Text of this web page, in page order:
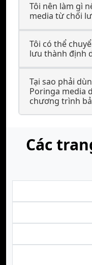
Tôi nên làm gì
media từ chối
Tôi có thể
lưu thành định
Tại sao phải
Poringa media
chương trình
Các